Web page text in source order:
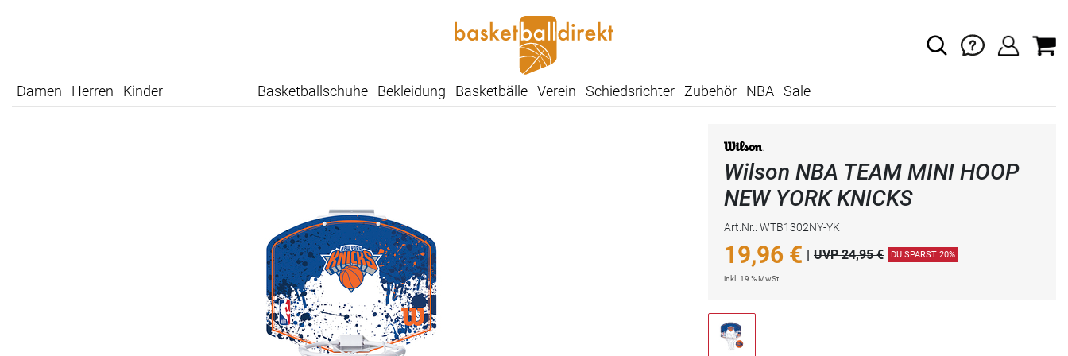
Damen Herren Kinder Basketballschuhe Bekleidung Basketbälle Verein Schiedsrichter Zubehör NBA Sale
Wilson NBA TEAM MINI HOOP
NEW YORK KNICKS
Art.Nr.: WTB1302NY-YK
19,96 € | UVP 24,95 € DU SPARST 20%
inkl. 19 % MwSt.